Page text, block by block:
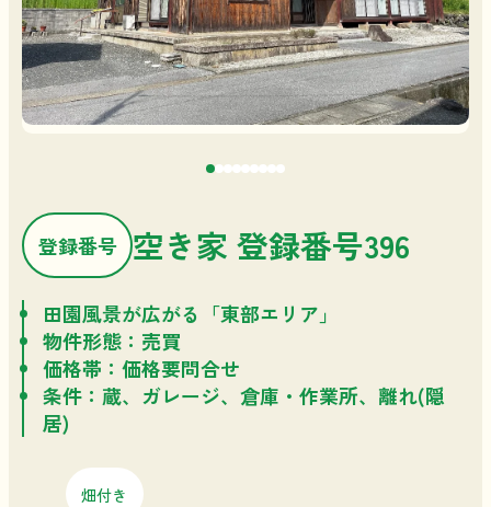
登録番号 空き家 登録番号396
田園風景が広がる「東部エリア」
物件形態：売買
価格帯：価格要問合せ
条件：蔵、ガレージ、倉庫・作業所、離れ(隠
居)
畑付き